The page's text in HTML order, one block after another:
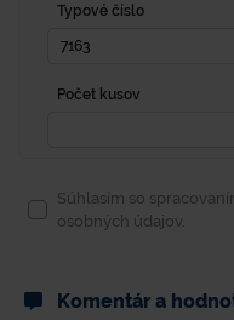
Typové číslo
Počet kusov
Súhlasím so
osobných údajov.
Komentár a